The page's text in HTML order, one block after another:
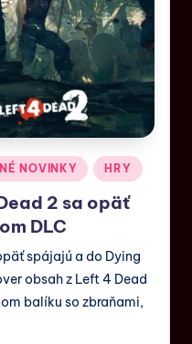
NOVINKY HRY
2 sa opäť
DLC
spájajú a do Dying
obsah z Left 4 Dead
balíku so zbraňami,